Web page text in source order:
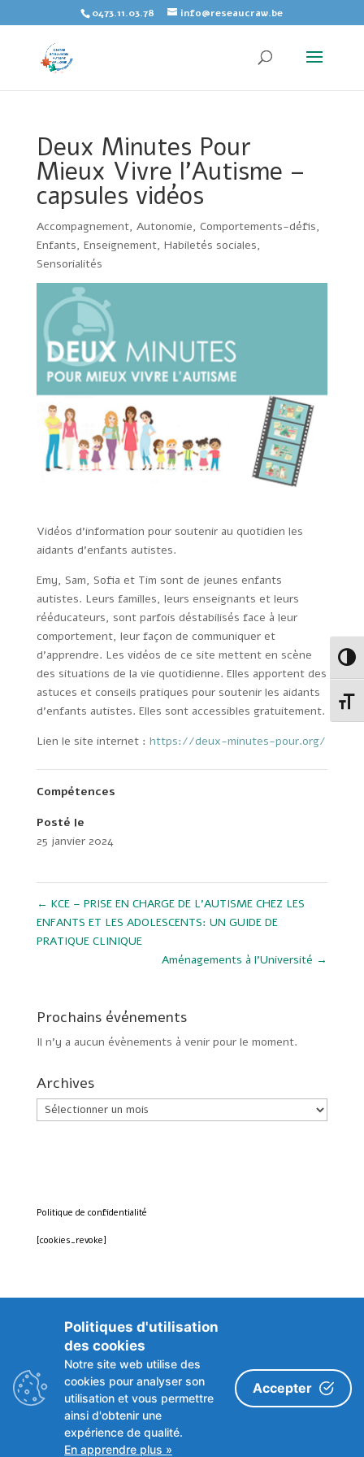
0473.11.03.78 info@reseaucraw.be
Deux Minutes Pour
Mieux Vivre l’Autisme –
capsules vidéos
Accompagnement, Autonomie, Comportements-défis,
Enfants, Enseignement, Habiletés sociales,
Sensorialités
Vidéos d’information pour soutenir au quotidien les
aidants d’enfants autistes.
Emy, Sam, Sofia et Tim sont de jeunes enfants
autistes. Leurs familles, leurs enseignants et leurs
rééducateurs, sont parfois déstabilisés face à leur
comportement, leur façon de communiquer et
d’apprendre. Les vidéos de ce site mettent en scène
des situations de la vie quotidienne. Elles apportent des
astuces et conseils pratiques pour soutenir les aidants
d’enfants autistes. Elles sont accessibles gratuitement.
Lien le site internet : https://deux-minutes-pour.org/
Compétences
Posté le
25 janvier 2024
← KCE – PRISE EN CHARGE DE L’AUTISME CHEZ LES
ENFANTS ET LES ADOLESCENTS: UN GUIDE DE
PRATIQUE CLINIQUE
Aménagements à l’Université →
Prochains événements
Il n’y a aucun évènements à venir pour le moment.
Archives
Archives
Politique de confidentialité
[cookies_revoke]
Politiques d'utilisation
des cookies
Notre site web utilise des
cookies pour analyser son
utilisation et vous permettre
ainsi d'obtenir une
expérience de qualité.
En apprendre plus »
Accepter